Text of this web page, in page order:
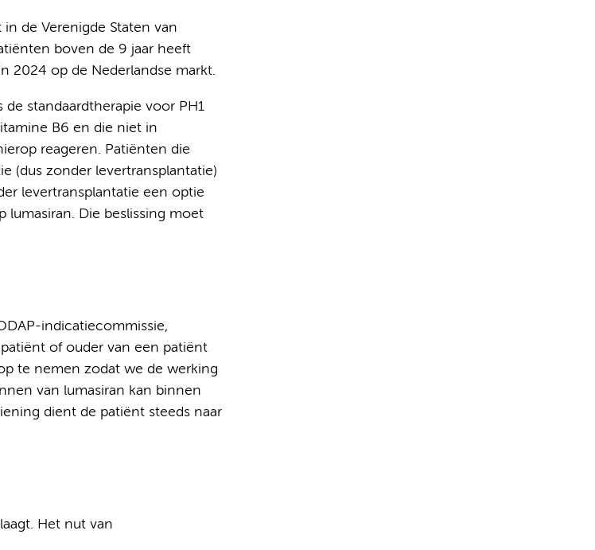
de Verenigde Staten van
boven de 9 jaar heeft
2024 op de Nederlandse markt.
standaardtherapie voor PH1
B6 en die niet in
reageren. Patiënten die
(dus zonder levertransplantatie)
levertransplantatie een optie
lumasiran. Die beslissing moet
indicatiecommissie,
of ouder van een patiënt
te nemen zodat we de werking
van lumasiran kan binnen
dient de patiënt steeds naar
Het nut van